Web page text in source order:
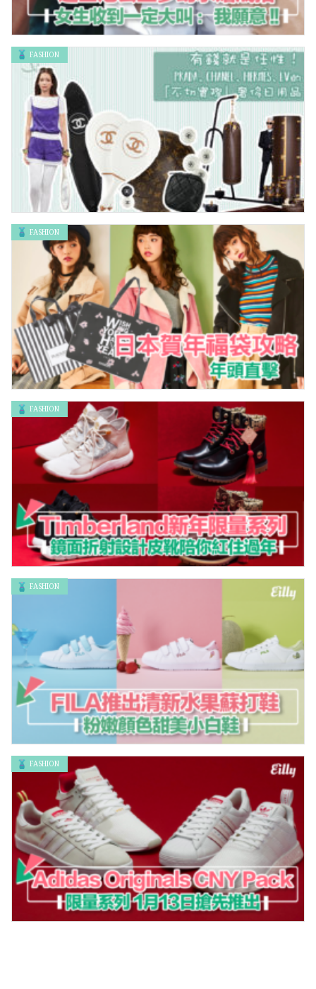
迪士尼公主夢幻求婚戒指！！設計唯美高貴，女生收到一定大
叫：我願意！！
有錢就是任性！Prada、Chanel、Hermès、LV的「不切實際」
奢侈日用品
FASHION
年頭直擊 日本賀年福袋攻略
FASHION
Timberland新年限量系列 鏡面折射設計皮靴服裝陪你紅住過年
FASHION
甜點小白鞋！！FILA推出清新水果蘇打鞋，粉嫩顏色太逼人買
啦！！
FASHION
FASHION